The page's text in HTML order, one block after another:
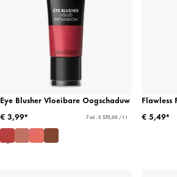
Eye Blusher Vloeibare Oogschaduw
€ 3,99*
7 ml - € 570,00 / 1 l
Flawless
€ 5,49*